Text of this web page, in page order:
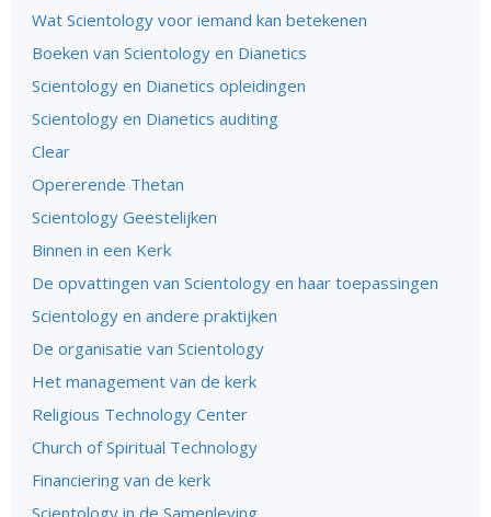
Wat Scientology voor iemand kan betekenen
Boeken van Scientology en Dianetics
Scientology en Dianetics opleidingen
Scientology en Dianetics auditing
Clear
Opererende Thetan
Scientology Geestelijken
Binnen in een Kerk
De opvattingen van Scientology en haar toepassingen
Scientology en andere praktijken
De organisatie van Scientology
Het management van de kerk
Religious Technology Center
Church of Spiritual Technology
Financiering van de kerk
Scientology in de Samenleving